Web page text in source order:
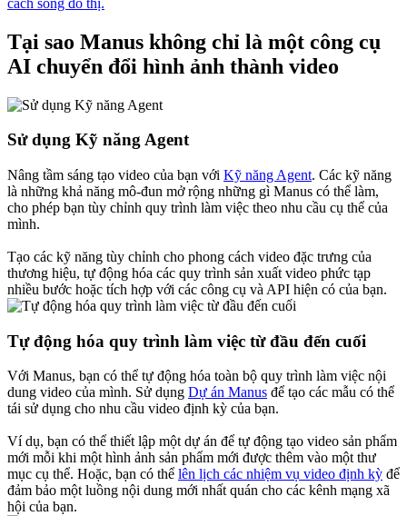
Tại sao Manus không chỉ là một công cụ
AI chuyển đổi hình ảnh thành video
Sử dụng Kỹ năng Agent
Nâng tầm sáng tạo video của bạn với Kỹ năng Agent. Các kỹ năng
là những khả năng mô-đun mở rộng những gì Manus có thể làm,
cho phép bạn tùy chỉnh quy trình làm việc theo nhu cầu cụ thể của
mình.
Tạo các kỹ năng tùy chỉnh cho phong cách video đặc trưng của
thương hiệu, tự động hóa các quy trình sản xuất video phức tạp
nhiều bước hoặc tích hợp với các công cụ và API hiện có của bạn.
Tự động hóa quy trình làm việc từ đầu đến cuối
Với Manus, bạn có thể tự động hóa toàn bộ quy trình làm việc nội
dung video của mình. Sử dụng Dự án Manus để tạo các mẫu có thể
tái sử dụng cho nhu cầu video định kỳ của bạn.
Ví dụ, bạn có thể thiết lập một dự án để tự động tạo video sản phẩm
mới mỗi khi một hình ảnh sản phẩm mới được thêm vào một thư
mục cụ thể. Hoặc, bạn có thể lên lịch các nhiệm vụ video định kỳ để
đảm bảo một luồng nội dung mới nhất quán cho các kênh mạng xã
hội của bạn.